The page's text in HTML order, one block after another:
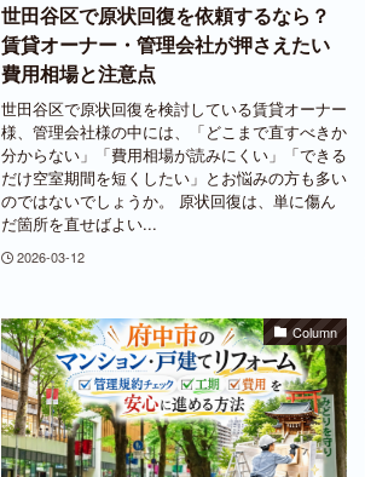
世田谷区で原状回復を依頼するなら？
賃貸オーナー・管理会社が押さえたい
費用相場と注意点
世田谷区で原状回復を検討している賃貸オーナー
様、管理会社様の中には、「どこまで直すべきか
分からない」「費用相場が読みにくい」「できる
だけ空室期間を短くしたい」とお悩みの方も多い
のではないでしょうか。 原状回復は、単に傷ん
だ箇所を直せばよい...
2026-03-12
Column